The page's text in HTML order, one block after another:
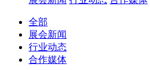
全部
展会新闻
行业动态
合作媒体